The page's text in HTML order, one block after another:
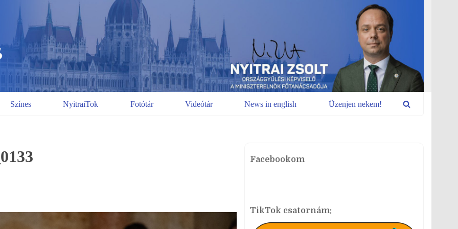
Színes NyitraiTok Fotótár Videótár News in english Üzenjen nekem!
Facebookom
TikTok csatornám: